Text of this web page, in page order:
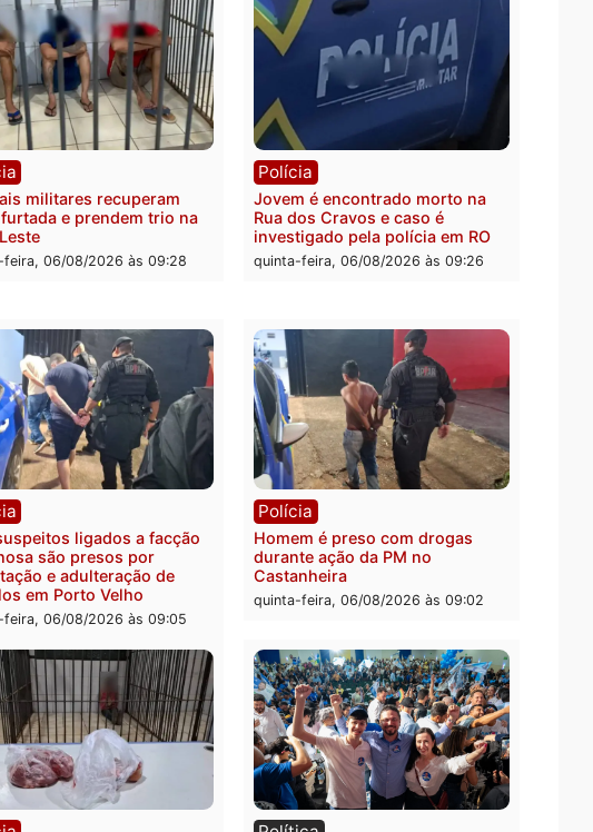
Polícia
Polícia Militar apreende
explosivos e embarcação
durante patrulhamento fluvial no
Tragédia na BR-364: colisão
entre caminhão e carro deixa
quatro mortos em Porto Velho
Polícia
Policiais militares recuperam
moto furtada e prendem trio na
zona Leste
Polícia
Jovem é encontrado morto na
Rua dos Cravos e caso é
investigado pela polícia em RO